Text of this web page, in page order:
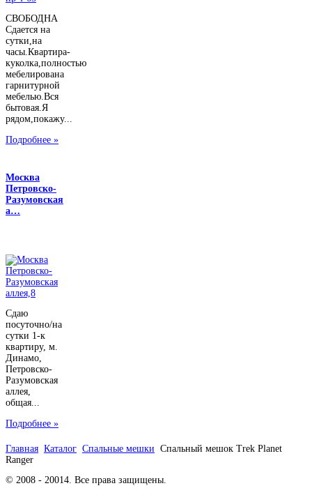
СВОБОДНА
Сдается на
сутки,на
часы.Квартира-
куколка,полностью
мебелирована
гарнитурной
мебелью.Вся
бытовая.Я
рядом,покажу...
Подробнее »
Москва
Петровско-
Разумовская
а…
Сдаю
посуточно/на
сутки 1-к
квартиру, м.
Динамо,
Петровско-
Разумовская
аллея,
общая...
Подробнее »
Главная Каталог Спальные мешки Спальный мешок Trek Planet
Ranger
© 2008 - 20014. Все права защищены.